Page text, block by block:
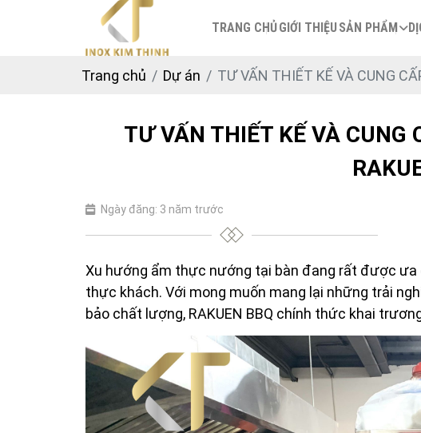
TRANG CHỦGIỚI THIỆUSẢN PHẨM
Trang chủ Dự án TƯ VẤN THIẾT KẾ VÀ CUNG
TƯ VẤN THIẾT KẾ VÀ CUNG
Ngày đăng: 3 năm trước
Xu hướng ẩm thực nướng tại bàn đang rất được
thực khách. Với mong muốn mang lại những trải
bảo chất lượng, RAKUEN BBQ chính thức khai